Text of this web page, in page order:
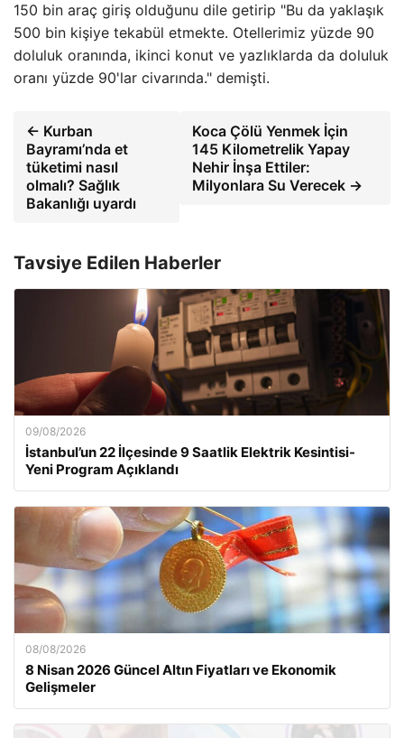
150 bin araç giriş olduğunu dile getirip "Bu da yaklaşık
500 bin kişiye tekabül etmekte. Otellerimiz yüzde 90
doluluk oranında, ikinci konut ve yazlıklarda da doluluk
oranı yüzde 90'lar civarında." demişti.
← Kurban
Bayramı’nda et
tüketimi nasıl
olmalı? Sağlık
Bakanlığı uyardı
Koca Çölü Yenmek İçin
145 Kilometrelik Yapay
Nehir İnşa Ettiler:
Milyonlara Su Verecek →
Tavsiye Edilen Haberler
09/08/2026
İstanbul’un 22 İlçesinde 9 Saatlik Elektrik Kesintisi-
Yeni Program Açıklandı
08/08/2026
8 Nisan 2026 Güncel Altın Fiyatları ve Ekonomik
Gelişmeler